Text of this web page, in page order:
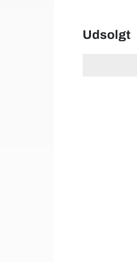
Udsolgt